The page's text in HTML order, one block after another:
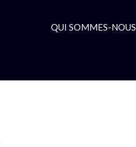
QUI SOMMES-NOUS